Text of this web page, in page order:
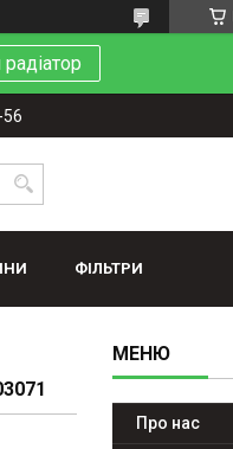
радіатор
ФІЛЬТРИ
Про нас